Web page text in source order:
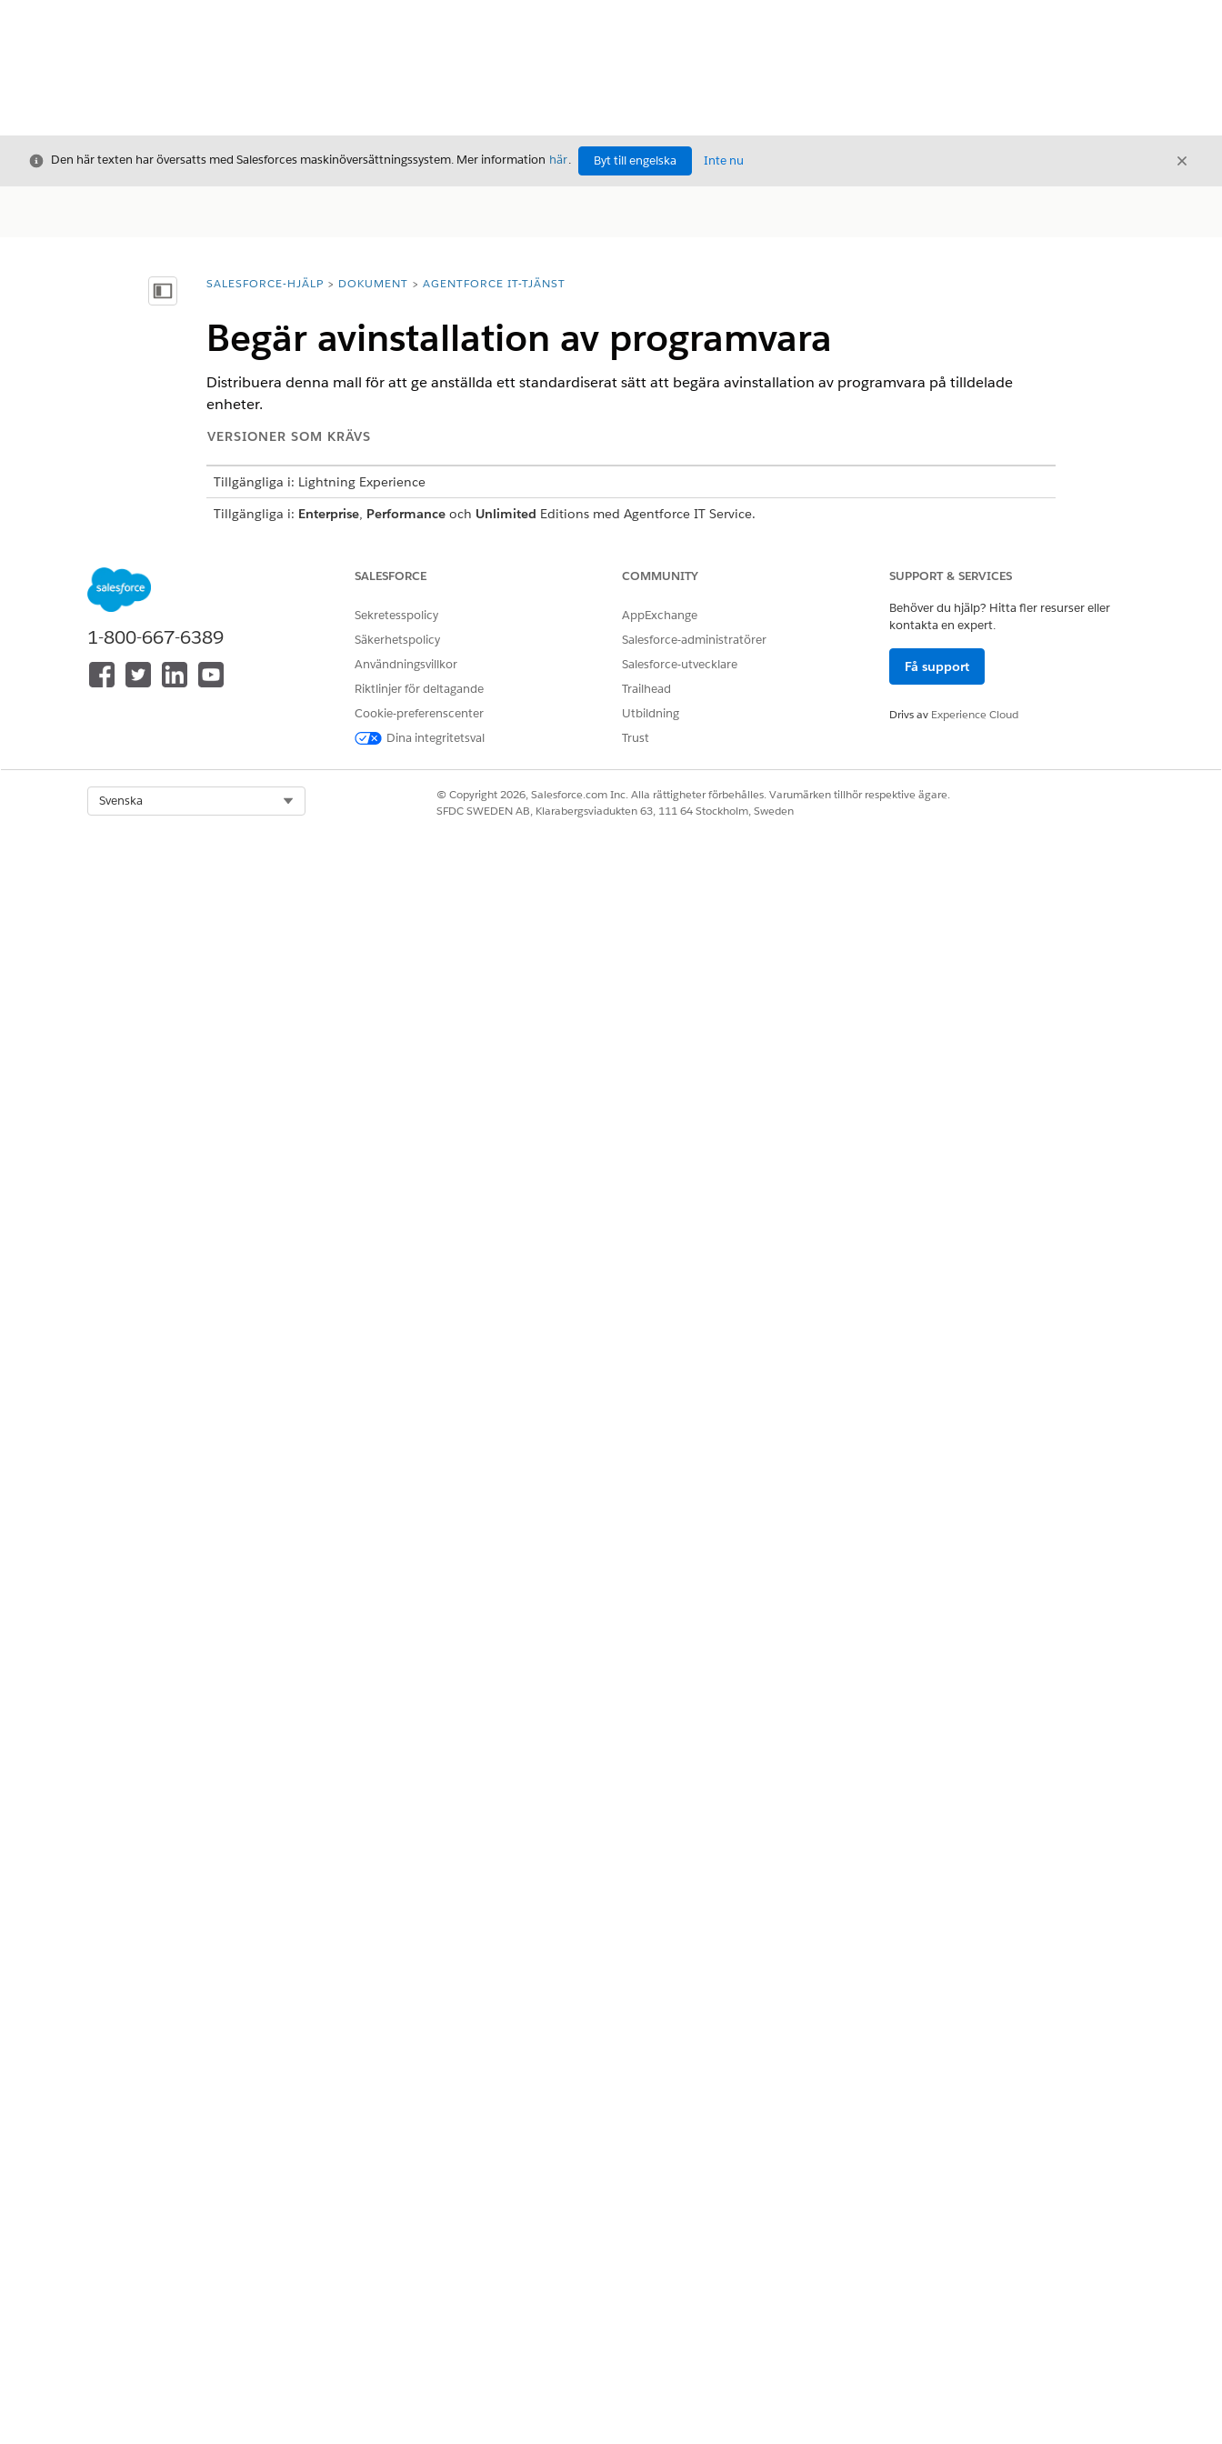
Stäng
Den här texten har översatts med Salesforces maskinöversättningssystem. Mer information här. Byt till engelska Inte nu Stäng
Visa innehållsförteckning
Du är här:
SALESFORCE-HJÄLP DOKUMENT AGENTFORCE IT-TJÄNST
Begär avinstallation av programvara
Distribuera denna mall för att ge anställda ett standardiserat sätt att begära avinstallation av programvara på tilldelade
enheter.
VERSIONER SOM KRÄVS
Tillgängliga i: Lightning Experience
Tillgängliga i: Enterprise, Performanceoch Unlimited Editions med Agentforce IT Service.
uppfyllande. Gå igenom vad som inkluderas med mallen.
Intagningsformuläret för denna mall samlar in dessa detaljer från medarbetaren:
Mjukvarunamn: Namnet på det program som ska avinstalleras från den företagstilldelade enheten.
Orsak till avinstallation: En kort förklaring till avinstallationsbegäran, till exempel att en enhetsuppgradering, programbyte eller
programmet inte längre behövs.
Manuellt uppfyllande
Denna serviceprocess dirigerar begäran om manuellt uppfyllande till IT-teamet. Du kan bygga ett flöde i Flow Builder för att
1-800-667-6389
SALESFORCE
Sekretesspolicy
Säkerhetspolicy
Användningsvillkor
Riktlinjer för deltagande
Cookie-preferenscenter
Dina integritetsval
COMMUNITY
AppExchange
Salesforce-administratörer
Salesforce-utvecklare
Trailhead
Utbildning
Trust
SUPPORT & SERVICES
Behöver du hjälp? Hitta fler resurser eller
kontakta en expert.
Få support
Drivs av Experience Cloud
Svenska
© Copyright 2026, Salesforce.com Inc. Alla rättigheter förbehålles. Varumärken tillhör respektive ägare.
SFDC SWEDEN AB, Klarabergsviadukten 63, 111 64 Stockholm, Sweden